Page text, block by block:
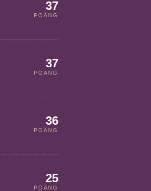
37
POÄNG
37
POÄNG
36
POÄNG
25
POÄNG